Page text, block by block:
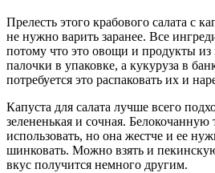
Прелесть этого крабового салата с
не нужно варить заранее. Все
потому что это овощи и продукты из
палочки в упаковке, а кукуруза в
потребуется это распаковать их и
Капуста для салата лучше всего
зелененькая и сочная.
использовать, но она жестче и ее
шинковать. Можно взять и
вкус получится немного другим.